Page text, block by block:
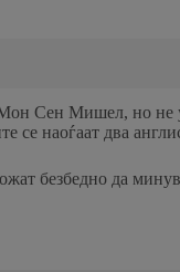
Сен Мишел, но
наоѓаат два
безбедно да